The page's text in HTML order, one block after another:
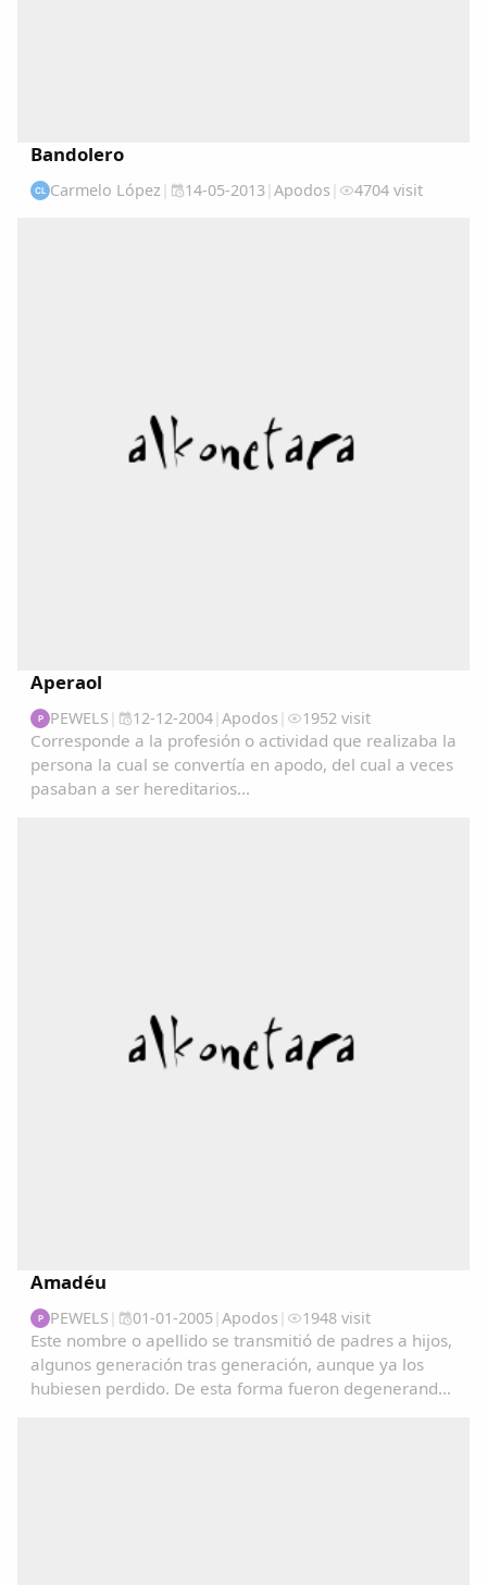
Bandolero
CL Carmelo López | 14-05-2013| Apodos | 4704 visit
Aperaol
P PEWELS | 12-12-2004| Apodos | 1952 visit
Corresponde a la profesión o actividad que realizaba la
persona la cual se convertía en apodo, del cual a veces
pasaban a ser hereditarios...
Amadéu
P PEWELS | 01-01-2005| Apodos | 1948 visit
Este nombre o apellido se transmitió de padres a hijos,
algunos generación tras generación, aunque ya los
hubiesen perdido. De esta forma fueron degenerando